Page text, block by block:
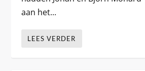
aan het...
LEES VERDER